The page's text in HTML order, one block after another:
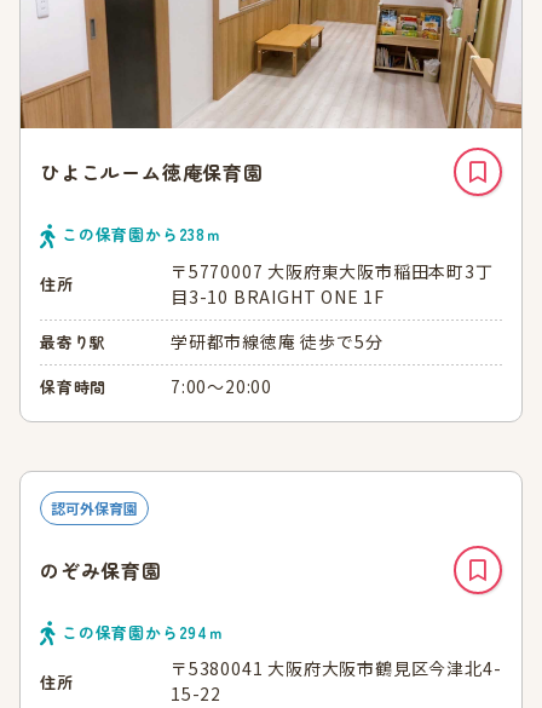
ひよこルーム徳庵保育園
この保育園から 238ｍ
住所
〒5770007 大阪府東大阪市稲田本町3丁
目3-10 BRAIGHT ONE 1F
最寄り駅 学研都市線徳庵 徒歩で5分
保育時間 7:00～20:00
認可外保育園
のぞみ保育園
この保育園から 294 ｍ
住所
〒5380041 大阪府大阪市鶴見区今津北4-
15-22